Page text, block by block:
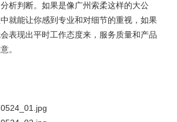
析判断。如果是像广州索柔这样的大公
就能让你感到专业和对细节的重视，如果
表现出平时工作态度来，服务质量和产品
。